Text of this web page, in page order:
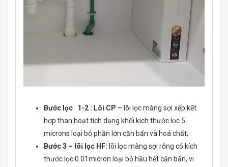
Bước lọc 1-2 : Lõi CP – lõi lọc màng sợi xếp kết
hợp than hoạt tích dạng khối kích thước lọc 5
microns loại bỏ phần lớn cặn bẩn và hoá chất;
Bước 3 – lõi lọc HF: lõi lọc màng sợi rỗng có kích
thước lọc 0.01micron loại bỏ hầu hết cặn bẩn, vi